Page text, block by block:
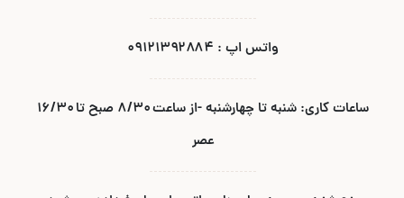
واتس اپ : ۰۹۱۲۱۳۹۲۸۸۴
ساعات کاری: شنبه تا چهارشنبه -از ساعت ۸/۳۰ صبح تا ۱۶/۳۰
عصر